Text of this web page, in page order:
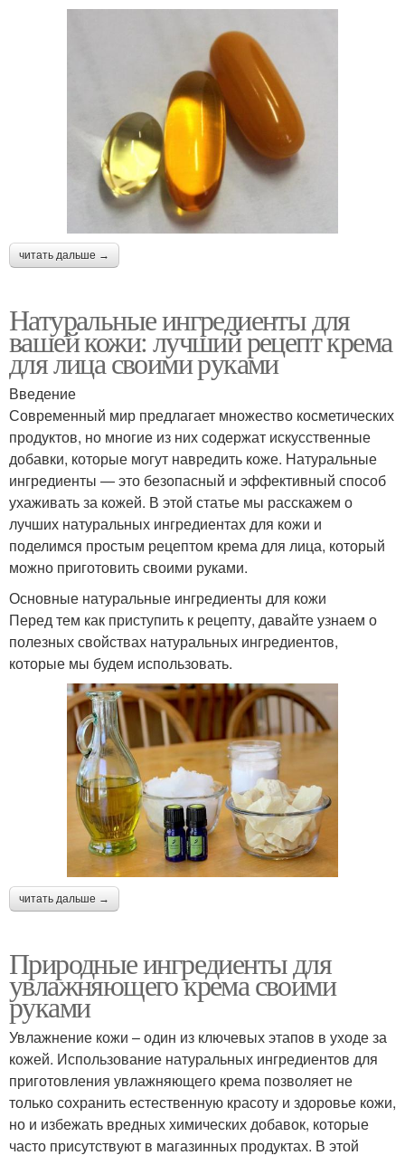
читать дальше →
Натуральные ингредиенты для
вашей кожи: лучший рецепт крема
для лица своими руками
Введение
Современный мир предлагает множество косметических
продуктов, но многие из них содержат искусственные
добавки, которые могут навредить коже. Натуральные
ингредиенты — это безопасный и эффективный способ
ухаживать за кожей. В этой статье мы расскажем о
лучших натуральных ингредиентах для кожи и
поделимся простым рецептом крема для лица, который
можно приготовить своими руками.
Основные натуральные ингредиенты для кожи
Перед тем как приступить к рецепту, давайте узнаем о
полезных свойствах натуральных ингредиентов,
которые мы будем использовать.
читать дальше →
Природные ингредиенты для
увлажняющего крема своими
руками
Увлажнение кожи – один из ключевых этапов в уходе за
кожей. Использование натуральных ингредиентов для
приготовления увлажняющего крема позволяет не
только сохранить естественную красоту и здоровье кожи,
но и избежать вредных химических добавок, которые
часто присутствуют в магазинных продуктах. В этой